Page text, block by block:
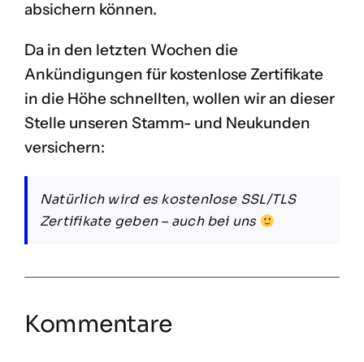
absichern können.
Da in den letzten Wochen die
Ankündigungen für kostenlose Zertifikate
in die Höhe schnellten, wollen wir an dieser
Stelle unseren Stamm- und Neukunden
versichern:
Natürlich wird es kostenlose SSL/TLS
Zertifikate geben – auch bei uns
Kommentare